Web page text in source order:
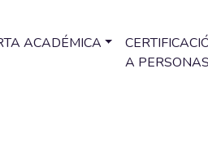
ACADÉMICA
A PERSONAS